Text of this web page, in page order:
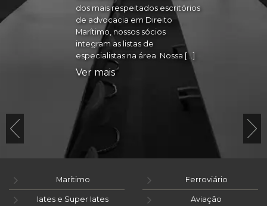
dos mais respeitados escritórios
de advocacia em Direito
Marítimo, nossos sócios
integram as listas de
especialistas na área. Nossa […]
Ver mais
Marítimo
Iates e Super Iates
Ferroviário
Aviação